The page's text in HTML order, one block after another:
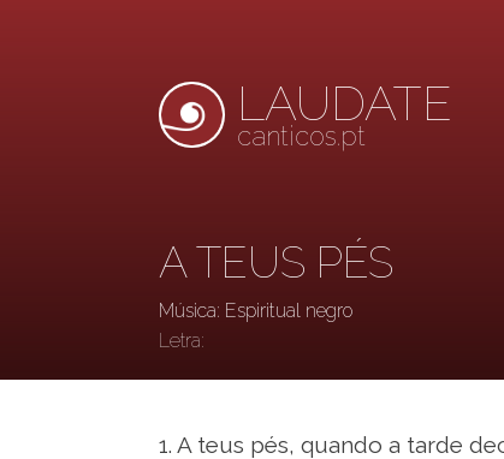
LAUDATE
canticos.pt
A TEUS PÉS
Música: Espiritual negro
Letra:
1. A teus pés, quando a tarde